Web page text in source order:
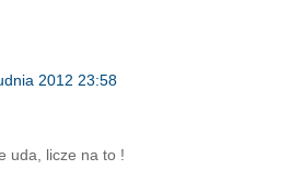
2012 23:58
uda, licze na to !